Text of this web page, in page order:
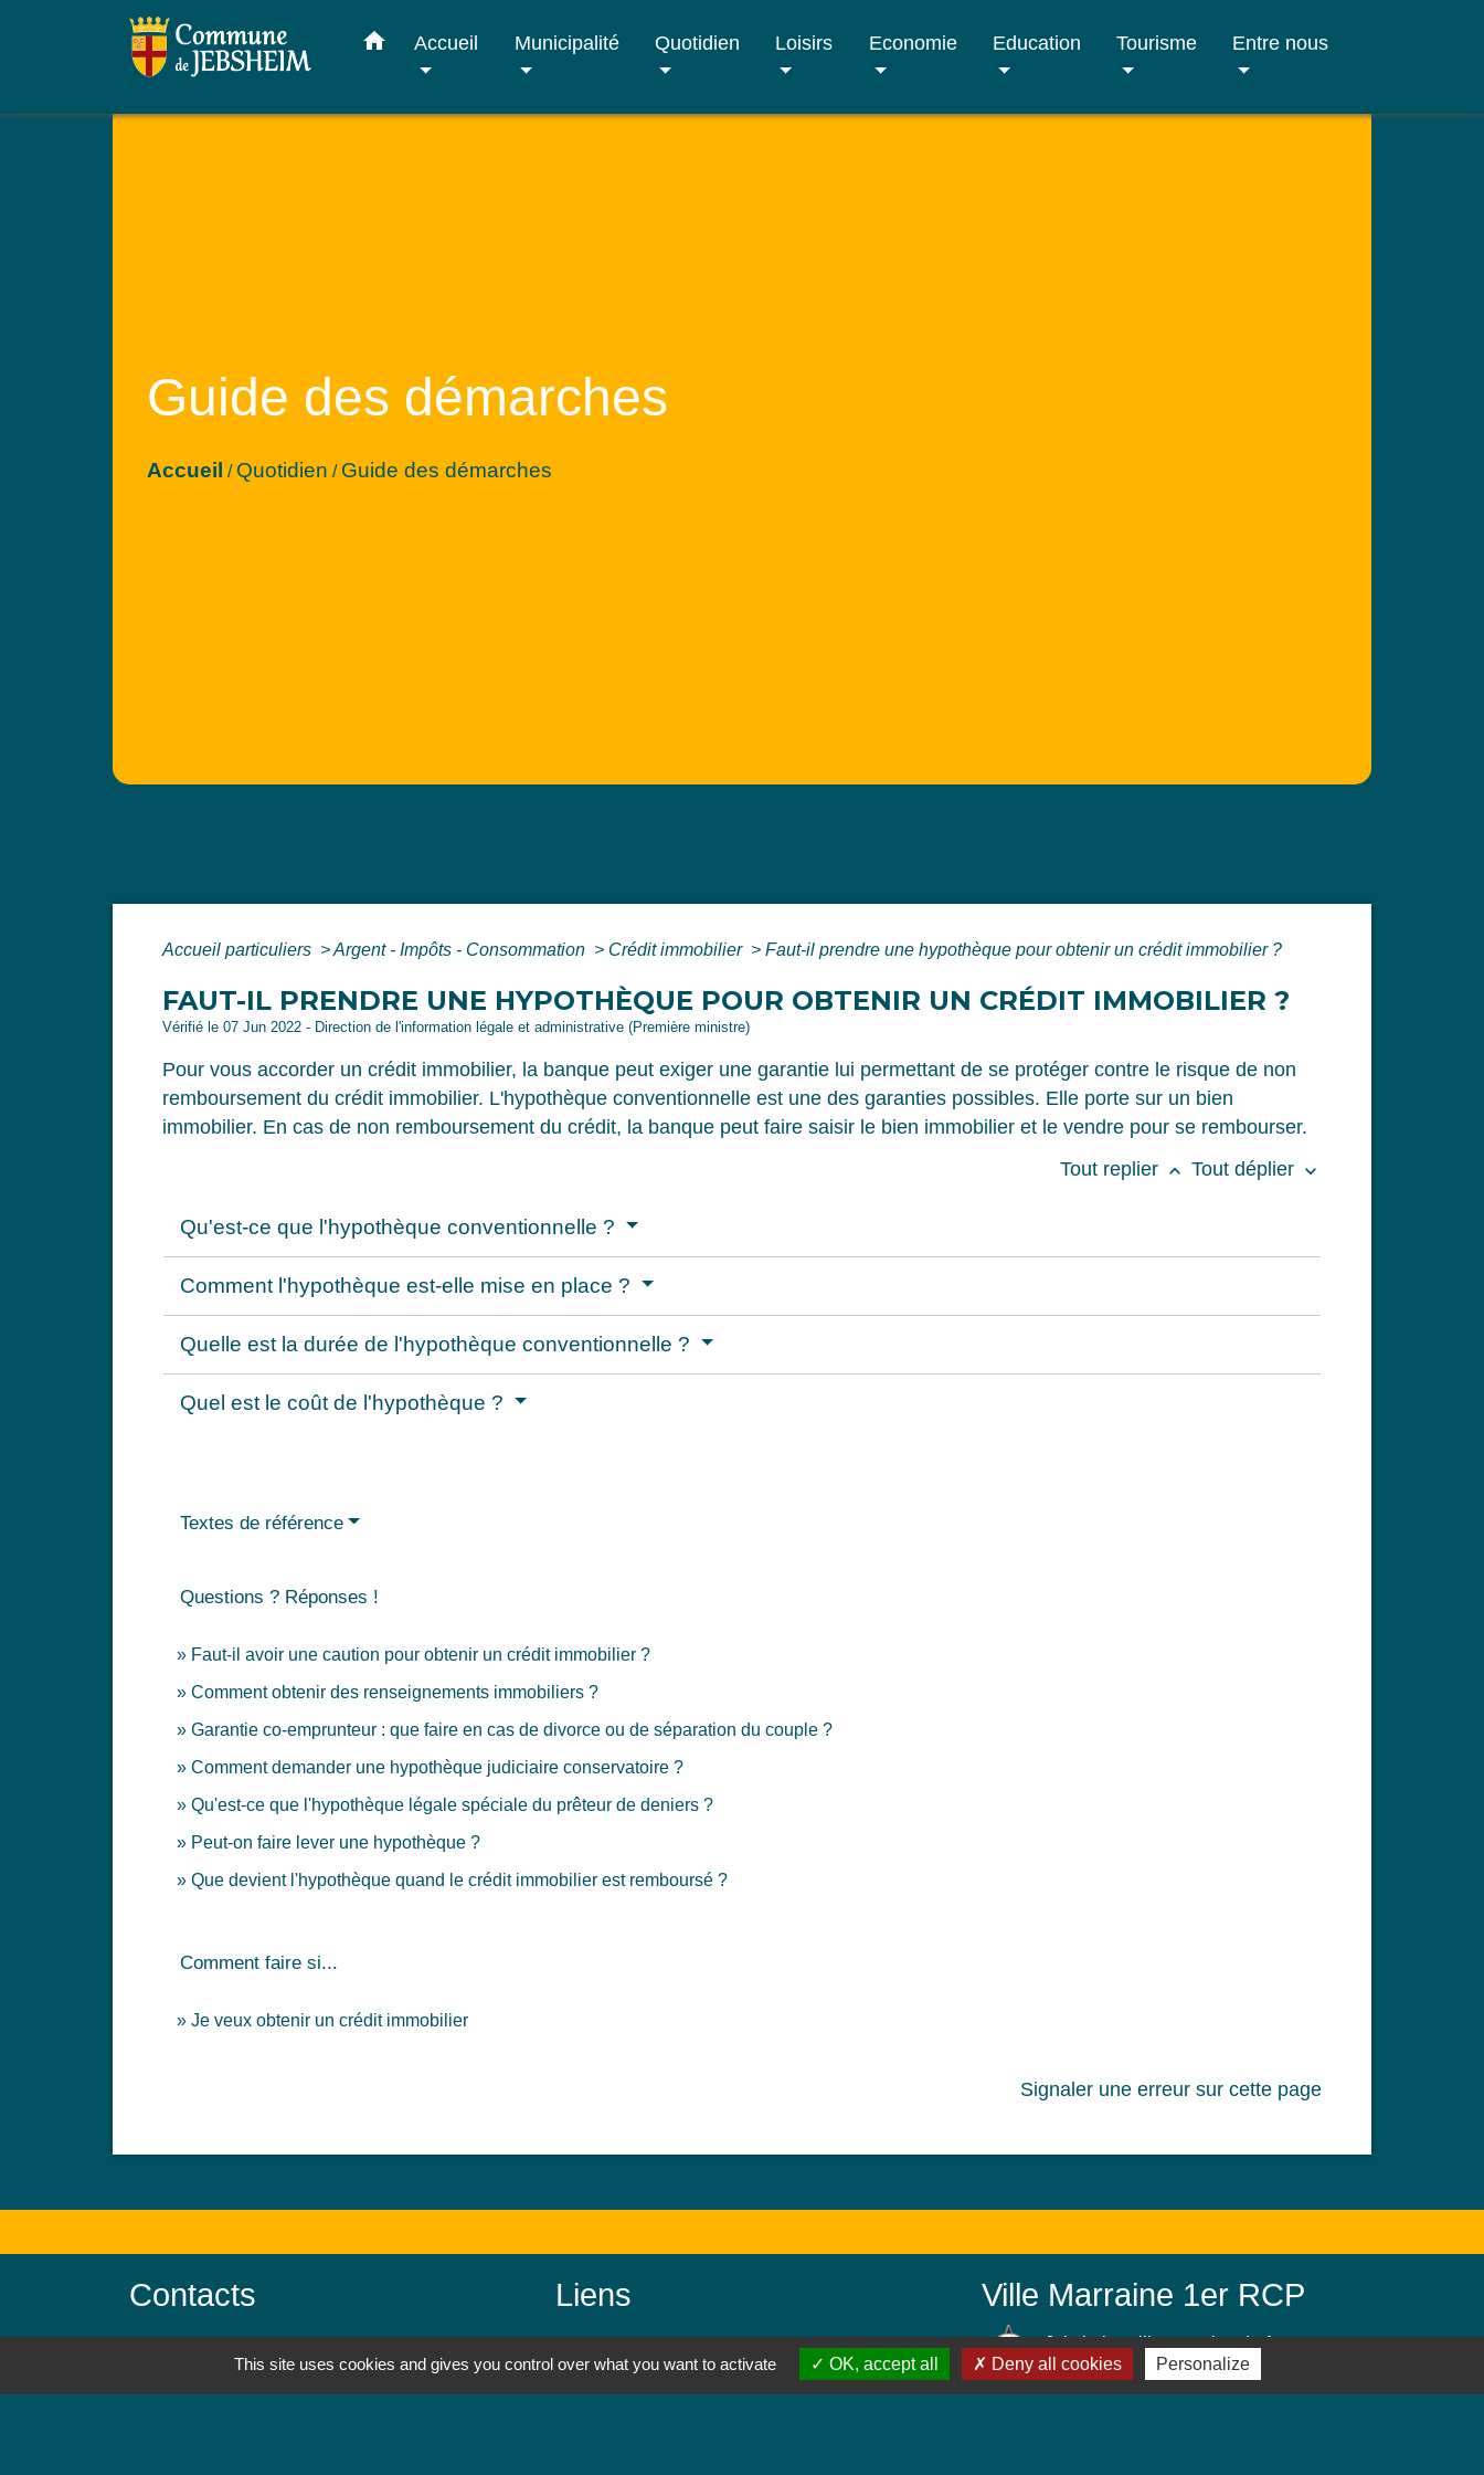
home Accueil Municipalité Quotidien Loisirs Economie Education Tourisme Entre nous
Guide des démarches
Accueil / Quotidien / Guide des démarches
Accueil particuliers >Argent - Impôts - Consommation > Crédit immobilier > Faut-il prendre une hypothèque pour obtenir un crédit immobilier ?
FAUT-IL PRENDRE UNE HYPOTHÈQUE POUR OBTENIR UN CRÉDIT IMMOBILIER ?
Vérifié le 07 Jun 2022 - Direction de l'information légale et administrative (Première ministre)
Pour vous accorder un crédit immobilier, la banque peut exiger une garantie lui permettant de se protéger contre le risque de non
remboursement du crédit immobilier. L'hypothèque conventionnelle est une des garanties possibles. Elle porte sur un bien
immobilier. En cas de non remboursement du crédit, la banque peut faire saisir le bien immobilier et le vendre pour se rembourser.
Tout replier keyboard_arrow_up Tout déplier keyboard_arrow_down
Qu'est-ce que l'hypothèque conventionnelle ?
Comment l'hypothèque est-elle mise en place ?
Quelle est la durée de l'hypothèque conventionnelle ?
Quel est le coût de l'hypothèque ?
Textes de référence
Questions ? Réponses !
Faut-il avoir une caution pour obtenir un crédit immobilier ?
Comment obtenir des renseignements immobiliers ?
Garantie co-emprunteur : que faire en cas de divorce ou de séparation du couple ?
Comment demander une hypothèque judiciaire conservatoire ?
Qu'est-ce que l'hypothèque légale spéciale du prêteur de deniers ?
Peut-on faire lever une hypothèque ?
Que devient l'hypothèque quand le crédit immobilier est remboursé ?
Comment faire si...
Je veux obtenir un crédit immobilier
Signaler une erreur sur cette page
Contacts Liens
TRACE
Ville Marraine 1er RCP
Jebsheim, ville marraine du 1er
Régiment de Chasseurs Parachutistes
This site uses cookies and gives you control over what you want to activate OK, accept all Deny all cookies Personalize